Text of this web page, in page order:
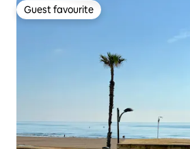
Guest favourite
Guest favourite